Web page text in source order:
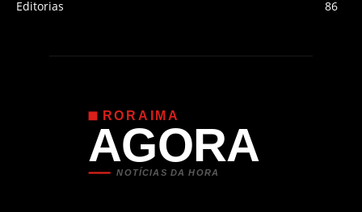
Editorias
86
RORAIMA
AGORA
NOTÍCIAS DA HORA